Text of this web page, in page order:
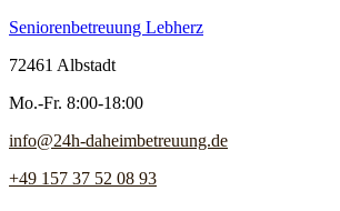
Seniorenbetreuung Lebherz
72461 Albstadt
Mo.-Fr. 8:00-18:00
info@24h-daheimbetreuung.de
+49 157 37 52 08 93